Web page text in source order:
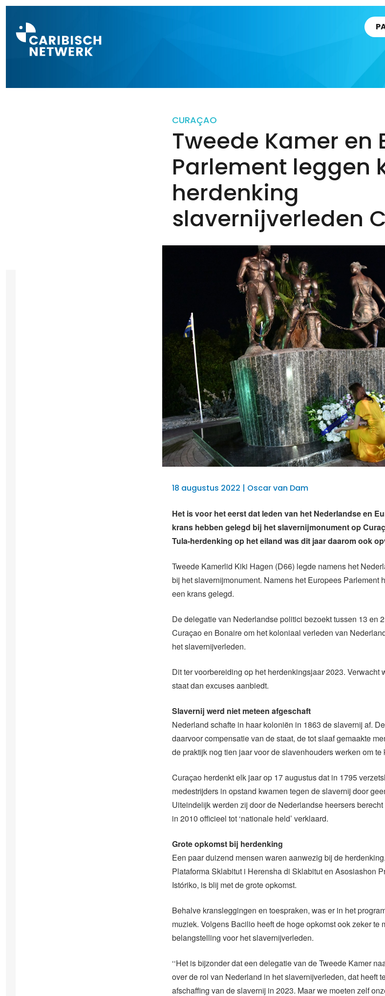
CURAÇAO
Tweede Kamer en
Parlement leggen
herdenking
slavernijverleden
18 augustus 2022 | Oscar van Dam
Het is voor het eerst dat leden van het Nederlandse en
krans hebben gelegd bij het slavernijmonument op
Tula-herdenking op het eiland was dit jaar daarom ook
Tweede Kamerlid Kiki Hagen (D66) legde namens het
bij het slavernijmonument. Namens het Europees Parlement
een krans gelegd.
De delegatie van Nederlandse politici bezoekt tussen 13 en
Curaçao en Bonaire om het koloniaal verleden van
het slavernijverleden.
Dit ter voorbereiding op het herdenkingsjaar 2023. Verwacht
staat dan excuses aanbiedt.
Slavernij werd niet meteen afgeschaft
Nederland schafte in haar koloniën in 1863 de slavernij af.
daarvoor compensatie van de staat, de tot slaaf gemaakte
de praktijk nog tien jaar voor de slavenhouders werken om te
Curaçao herdenkt elk jaar op 17 augustus dat in 1795
medestrijders in opstand kwamen tegen de slavernij door
Uiteindelijk werden zij door de Nederlandse heersers
in 2010 officieel tot ‘nationale held’ verklaard.
Grote opkomst bij herdenking
Een paar duizend mensen waren aanwezig bij de
Plataforma Sklabitut i Herensha di Sklabitut en Asosiashon
Istóriko, is blij met de grote opkomst.
Behalve kransleggingen en toespraken, was er in het
muziek. Volgens Bacilio heeft de hoge opkomst ook zeker te
belangstelling voor het slavernijverleden.
‘‘Het is bijzonder dat een delegatie van de Tweede Kamer
over de rol van Nederland in het slavernijverleden, dat heeft
afschaffing van de slavernij in 2023. Maar we moeten zelf